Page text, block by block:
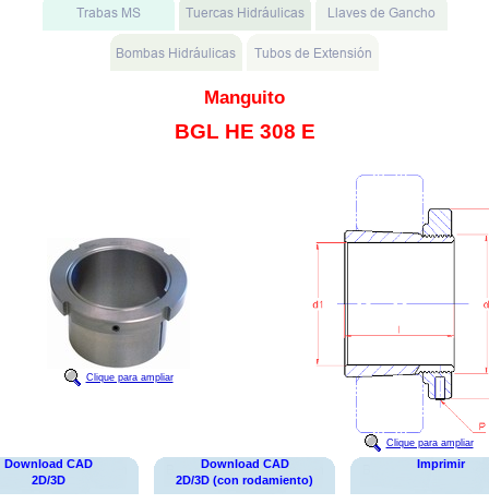
Manguito
BGL HE 308 E
Clique para ampliar
Clique para ampliar
Download CAD
2D/3D
Download CAD
2D/3D (con rodamiento)
Imprimir